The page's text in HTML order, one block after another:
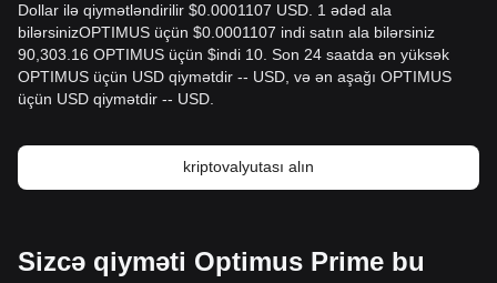
Dollar ilə qiymətləndirilir $0.0001107 USD. 1 ədəd ala
bilərsinizOPTIMUS üçün $0.0001107 indi satın ala bilərsiniz
90,303.16 OPTIMUS üçün $indi 10. Son 24 saatda ən yüksək
OPTIMUS üçün USD qiymətdir -- USD, və ən aşağı OPTIMUS
üçün USD qiymətdir -- USD.
kriptovalyutası alın
Sizcə qiyməti Optimus Prime bu